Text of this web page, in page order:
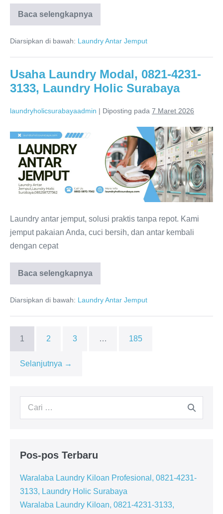
Baca selengkapnya
0821-
4231-
Holic
Surabaya
Diarsipkan di bawah: Laundry Antar Jemput
Usaha Laundry Modal, 0821-4231-
3133, Laundry Holic Surabaya
laundryholicsurabayaadmin | Diposting pada 7 Maret 2026
Usaha
Laundry
Modal,
0821-
4231-
Laundry
Holic
Surabaya
Laundry antar jemput, solusi praktis tanpa repot. Kami
jemput pakaian Anda, cuci bersih, dan antar kembali
dengan cepat
Baca selengkapnya
0821-
4231-
Diarsipkan di bawah: Laundry Antar Jemput
1 2 3 … 185
Selanjutnya →
Pencarian
Pos-pos Terbaru
Waralaba Laundry Kiloan Profesional, 0821-4231-
3133, Laundry Holic Surabaya
Waralaba Laundry Kiloan, 0821-4231-3133,